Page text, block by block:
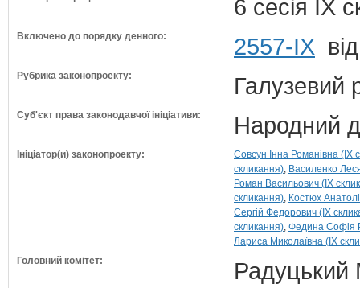
6 сесія IX
Включено до порядку денного: 2557-ІХ
Рубрика законопроекту: Галузевий
Суб'єкт права законодавчої ініціативи: Народний
Ініціатор(и) законопроекту:
Совсун Інна Романівна (IX
скликання) Василенко
Роман Васильович (IX
скликання) Костюх
Сергій Федорович (IX
скликання) Федина Софія
Лариса Миколаївна (IX
Головний комітет:
Радуцький